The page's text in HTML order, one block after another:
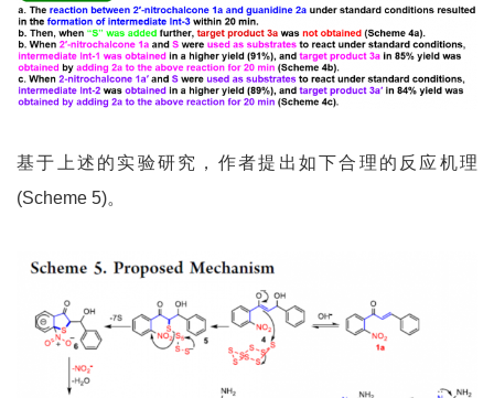
基于上述的实验研究，作者提出如下合理的反应机理
(Scheme 5)。